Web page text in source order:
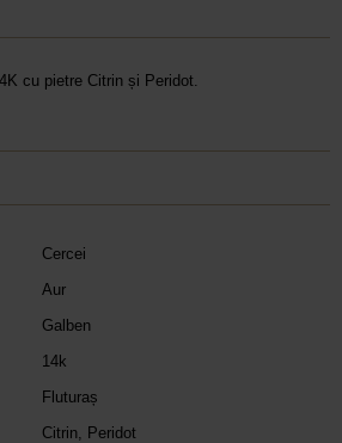
cu pietre Citrin și Peridot.
Cercei
Aur
Galben
14k
Fluturaș
Citrin, Peridot